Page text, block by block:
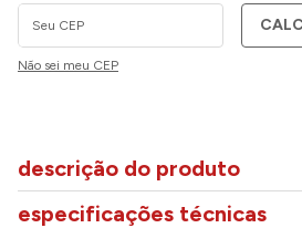
Não sei meu CEP
descrição do produto
especificações técnicas